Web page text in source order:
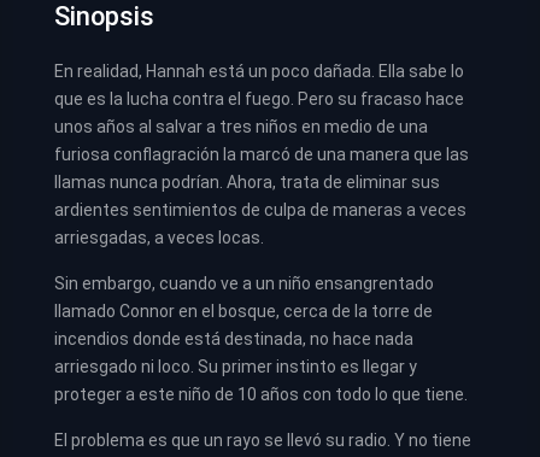
Sinopsis
En realidad, Hannah está un poco dañada. Ella sabe lo
que es la lucha contra el fuego. Pero su fracaso hace
unos años al salvar a tres niños en medio de una
furiosa conflagración la marcó de una manera que las
llamas nunca podrían. Ahora, trata de eliminar sus
ardientes sentimientos de culpa de maneras a veces
arriesgadas, a veces locas.
Sin embargo, cuando ve a un niño ensangrentado
llamado Connor en el bosque, cerca de la torre de
incendios donde está destinada, no hace nada
arriesgado ni loco. Su primer instinto es llegar y
proteger a este niño de 10 años con todo lo que tiene.
El problema es que un rayo se llevó su radio. Y no tiene